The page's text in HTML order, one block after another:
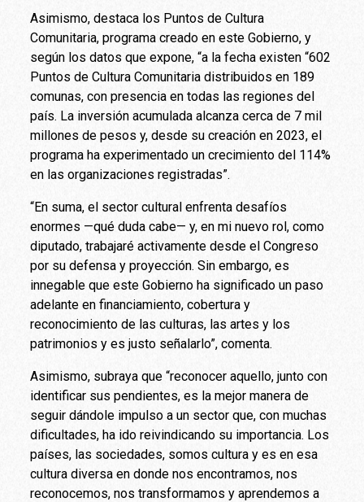
Asimismo, destaca los Puntos de Cultura
Comunitaria, programa creado en este Gobierno, y
según los datos que expone, “a la fecha existen “602
Puntos de Cultura Comunitaria distribuidos en 189
comunas, con presencia en todas las regiones del
país. La inversión acumulada alcanza cerca de 7 mil
millones de pesos y, desde su creación en 2023, el
programa ha experimentado un crecimiento del 114%
en las organizaciones registradas”.
“En suma, el sector cultural enfrenta desafíos
enormes —qué duda cabe— y, en mi nuevo rol, como
diputado, trabajaré activamente desde el Congreso
por su defensa y proyección. Sin embargo, es
innegable que este Gobierno ha significado un paso
adelante en financiamiento, cobertura y
reconocimiento de las culturas, las artes y los
patrimonios y es justo señalarlo”, comenta.
Asimismo, subraya que “reconocer aquello, junto con
identificar sus pendientes, es la mejor manera de
seguir dándole impulso a un sector que, con muchas
dificultades, ha ido reivindicando su importancia. Los
países, las sociedades, somos cultura y es en esa
cultura diversa en donde nos encontramos, nos
reconocemos, nos transformamos y aprendemos a